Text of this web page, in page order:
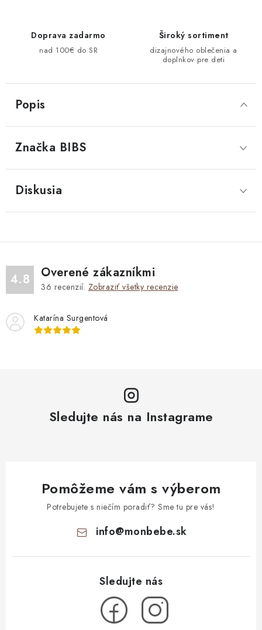
Doprava zadarmo
nad 100€ do SR
Široký sortiment
dizajnového oblečenia a
doplnkov pre deti
Popis
Značka BIBS
Diskusia
4.8 Overené zákazníkmi
36 recenzií. Zobraziť všetky recenzie
Katarína Surgentová
Sledujte nás na Instagrame
Pomôžeme vám s výberom
Potrebujete s niečím poradiť? Sme tu pre vás!
info@monbebe.sk